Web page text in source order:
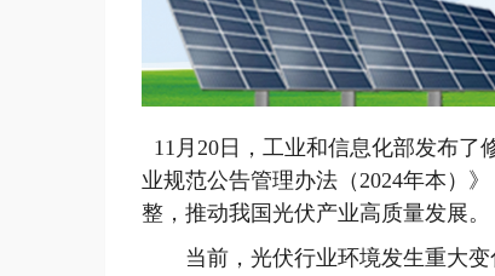
11月20日，工业和信息化部发布了
业规范公告管理办法（2024年本）
整，推动我国光伏产业高质量发展。
当前，光伏行业环境发生重大变